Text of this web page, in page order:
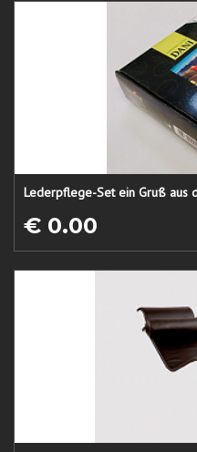
Lederpflege-Set ein Gruß aus
€ 0.00